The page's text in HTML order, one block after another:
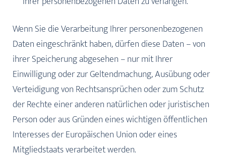
Wenn Sie die Verarbeitung Ihrer personenbezogenen
Daten eingeschränkt haben, dürfen diese Daten – von
ihrer Speicherung abgesehen – nur mit Ihrer
Einwilligung oder zur Geltendmachung, Ausübung oder
Verteidigung von Rechtsansprüchen oder zum Schutz
der Rechte einer anderen natürlichen oder juristischen
Person oder aus Gründen eines wichtigen öffentlichen
Interesses der Europäischen Union oder eines
Mitgliedstaats verarbeitet werden.